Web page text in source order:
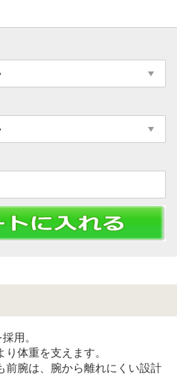
用。
体重を支えます。
前腕は、腕から離れにくい設計